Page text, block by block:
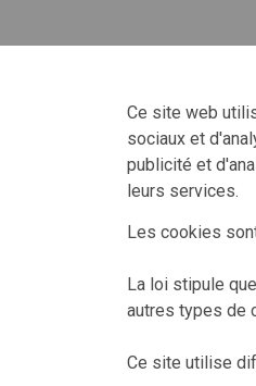
Ce site web
sociaux et
publicité et
leurs services.
Les cookies
La loi stipule
autres types de
Ce site utilise